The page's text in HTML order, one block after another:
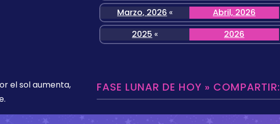
Marzo, 2026 « Abril, 2026
2025 « 2026
el sol aumenta,
FASE LUNAR DE HOY » COMPARTIR: